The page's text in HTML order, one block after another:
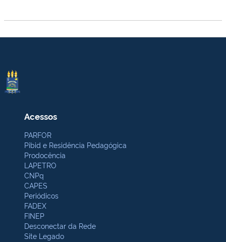
Acessos
PARFOR
Pibid e Residência Pedagógica
Prodocência
LAPETRO
CNPq
CAPES
Periódicos
FADEX
FINEP
Desconectar da Rede
Site Legado